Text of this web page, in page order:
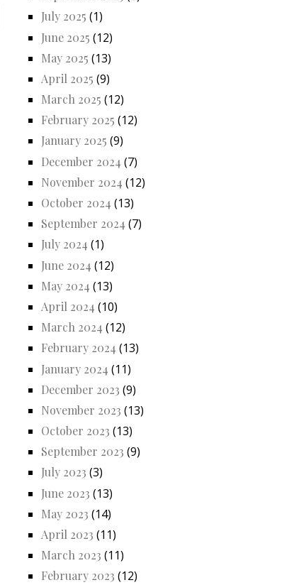
July 2025 (1)
June 2025 (12)
May 2025 (13)
April 2025 (9)
March 2025 (12)
February 2025 (12)
January 2025 (9)
December 2024 (7)
November 2024 (12)
October 2024 (13)
September 2024 (7)
July 2024 (1)
June 2024 (12)
May 2024 (13)
April 2024 (10)
March 2024 (12)
February 2024 (13)
January 2024 (11)
December 2023 (9)
November 2023 (13)
October 2023 (13)
September 2023 (9)
July 2023 (3)
June 2023 (13)
May 2023 (14)
April 2023 (11)
March 2023 (11)
February 2023 (12)